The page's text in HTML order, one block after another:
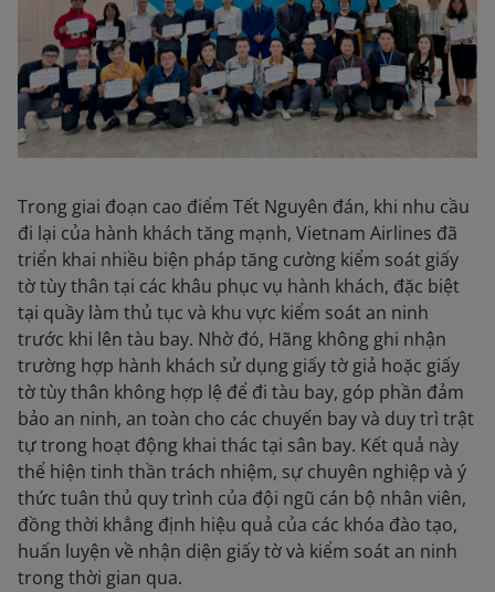
Trong giai đoạn cao điểm Tết Nguyên đán, khi nhu cầu
đi lại của hành khách tăng mạnh, Vietnam Airlines đã
triển khai nhiều biện pháp tăng cường kiểm soát giấy
tờ tùy thân tại các khâu phục vụ hành khách, đặc biệt
tại quầy làm thủ tục và khu vực kiểm soát an ninh
trước khi lên tàu bay. Nhờ đó, Hãng không ghi nhận
trường hợp hành khách sử dụng giấy tờ giả hoặc giấy
tờ tùy thân không hợp lệ để đi tàu bay, góp phần đảm
bảo an ninh, an toàn cho các chuyến bay và duy trì trật
tự trong hoạt động khai thác tại sân bay. Kết quả này
thể hiện tinh thần trách nhiệm, sự chuyên nghiệp và ý
thức tuân thủ quy trình của đội ngũ cán bộ nhân viên,
đồng thời khẳng định hiệu quả của các khóa đào tạo,
huấn luyện về nhận diện giấy tờ và kiểm soát an ninh
trong thời gian qua.